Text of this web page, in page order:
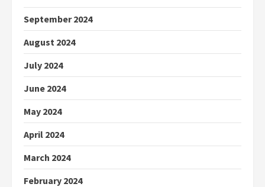
September 2024
August 2024
July 2024
June 2024
May 2024
April 2024
March 2024
February 2024